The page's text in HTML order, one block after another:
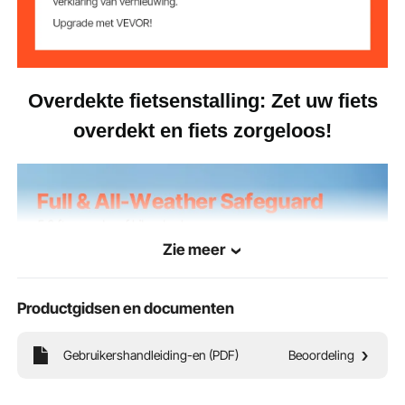
1706 x 2133 x 1524 mm
Overdekte fietsenstalling: Zet uw fiets
overdekt en fiets zorgeloos!
Zie meer
Productgidsen en documenten
Gebruikershandleiding-en (PDF) Beoordeling